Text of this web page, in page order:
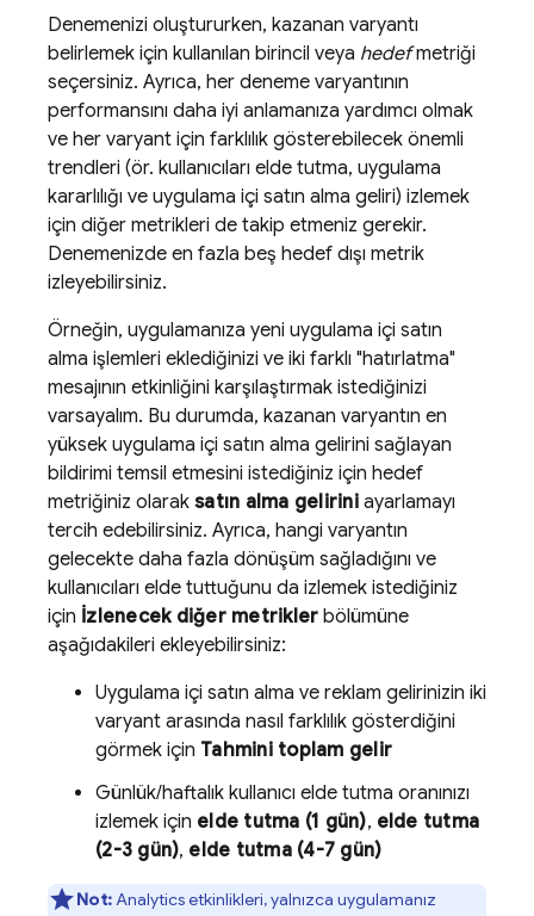
Denemenizi oluştururken, kazanan varyantı
belirlemek için kullanılan birincil veya hedefmetriği
seçersiniz. Ayrıca, her deneme varyantının
performansını daha iyi anlamanıza yardımcı olmak
ve her varyant için farklılık gösterebilecek önemli
trendleri (ör. kullanıcıları elde tutma, uygulama
kararlılığı ve uygulama içi satın alma geliri) izlemek
için diğer metrikleri de takip etmeniz gerekir.
Denemenizde en fazla beş hedef dışı metrik
izleyebilirsiniz.
Örneğin, uygulamanıza yeni uygulama içi satın
alma işlemleri eklediğinizi ve iki farklı "hatırlatma"
mesajının etkinliğini karşılaştırmak istediğinizi
varsayalım. Bu durumda, kazanan varyantın en
yüksek uygulama içi satın alma gelirini sağlayan
bildirimi temsil etmesini istediğiniz için hedef
metriğiniz olarak satın alma geliriniayarlamayı
tercih edebilirsiniz. Ayrıca, hangi varyantın
gelecekte daha fazla dönüşüm sağladığını ve
kullanıcıları elde tuttuğunu da izlemek istediğiniz
için İzlenecek diğer metrikler bölümüne
aşağıdakileri ekleyebilirsiniz:
Uygulama içi satın alma ve reklam gelirinizin iki
varyant arasında nasıl farklılık gösterdiğini
görmek için Tahmini toplam gelir
Günlük/haftalık kullanıcı elde tutma oranınızı
izlemek için elde tutma (1 gün), elde tutma
(2-3 gün), elde tutma (4-7 gün)
Not:Analytics etkinlikleri, yalnızca uygulamanız